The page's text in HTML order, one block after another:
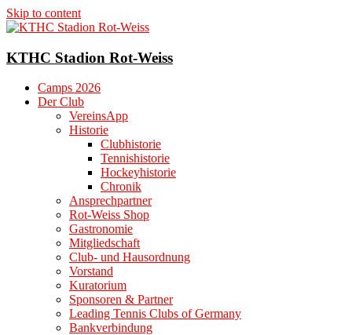
Skip to content
KTHC Stadion Rot-Weiss
Camps 2026
Der Club
VereinsApp
Historie
Clubhistorie
Tennishistorie
Hockeyhistorie
Chronik
Ansprechpartner
Rot-Weiss Shop
Gastronomie
Mitgliedschaft
Club- und Hausordnung
Vorstand
Kuratorium
Sponsoren & Partner
Leading Tennis Clubs of Germany
Bankverbindung